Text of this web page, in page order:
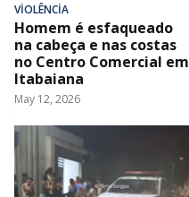
VİOLÊNCİA
Homem é esfaqueado
na cabeça e nas costas
no Centro Comercial em
Itabaiana
May 12, 2026